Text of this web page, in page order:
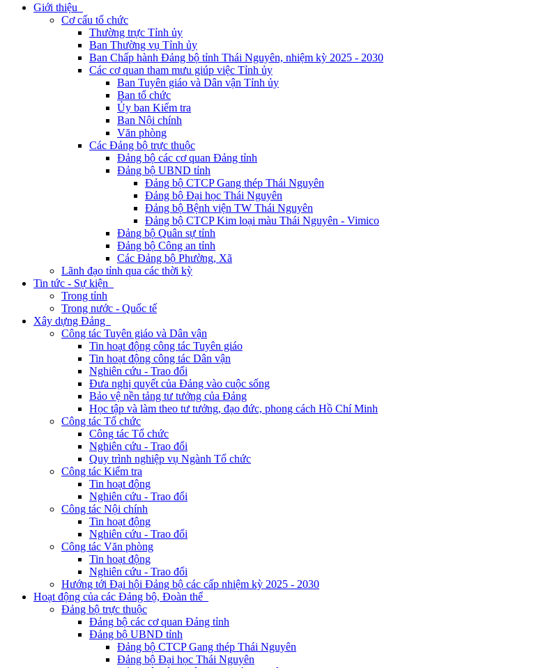
Giới thiệu
Cơ cấu tổ chức
Thường trực Tỉnh ủy
Ban Thường vụ Tỉnh ủy
Ban Chấp hành Đảng bộ tỉnh Thái Nguyên, nhiệm kỳ 2025 - 2030
Các cơ quan tham mưu giúp việc Tỉnh ủy
Ban Tuyên giáo và Dân vận Tỉnh ủy
Ban tổ chức
Ủy ban Kiểm tra
Ban Nội chính
Văn phòng
Các Đảng bộ trực thuộc
Đảng bộ các cơ quan Đảng tỉnh
Đảng bộ UBND tỉnh
Đảng bộ CTCP Gang thép Thái Nguyên
Đảng bộ Đại học Thái Nguyên
Đảng bộ Bệnh viện TW Thái Nguyên
Đảng bộ CTCP Kim loại màu Thái Nguyên - Vimico
Đảng bộ Quân sự tỉnh
Đảng bộ Công an tỉnh
Các Đảng bộ Phường, Xã
Lãnh đạo tỉnh qua các thời kỳ
Tin tức - Sự kiện
Trong tỉnh
Trong nước - Quốc tế
Xây dựng Đảng
Công tác Tuyên giáo và Dân vận
Tin hoạt động công tác Tuyên giáo
Tin hoạt động công tác Dân vận
Nghiên cứu - Trao đổi
Đưa nghị quyết của Đảng vào cuộc sống
Bảo vệ nền tảng tư tưởng của Đảng
Học tập và làm theo tư tưởng, đạo đức, phong cách Hồ Chí Minh
Công tác Tổ chức
Công tác Tổ chức
Nghiên cứu - Trao đổi
Quy trình nghiệp vụ Ngành Tổ chức
Công tác Kiểm tra
Tin hoạt động
Nghiên cứu - Trao đổi
Công tác Nội chính
Tin hoạt động
Nghiên cứu - Trao đổi
Công tác Văn phòng
Tin hoạt động
Nghiên cứu - Trao đổi
Hướng tới Đại hội Đảng bộ các cấp nhiệm kỳ 2025 - 2030
Hoạt động của các Đảng bộ, Đoàn thể
Đảng bộ trực thuộc
Đảng bộ các cơ quan Đảng tỉnh
Đảng bộ UBND tỉnh
Đảng bộ CTCP Gang thép Thái Nguyên
Đảng bộ Đại học Thái Nguyên